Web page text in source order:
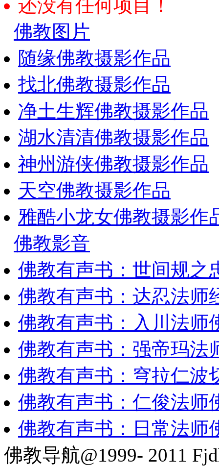
还没有任何项目！
佛教图片
随缘佛教摄影作品
找北佛教摄影作品
净土生辉佛教摄影作品
湖水清清佛教摄影作品
神州游侠佛教摄影作品
天空佛教摄影作品
雅酷小龙女佛教摄影作
佛教影音
佛教有声书：世间规
佛教有声书：达忍法师
佛教有声书：入川法师
佛教有声书：强帝玛法
佛教有声书：穹拉仁波
佛教有声书：仁俊法师
佛教有声书：日常法师
佛教导航@1999- 2011